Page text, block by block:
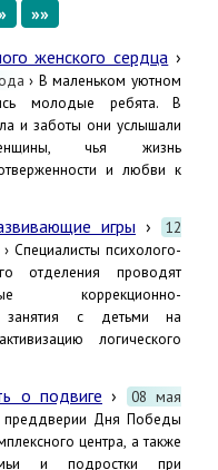
»»
женского сердца ›
› В маленьком уютном
молодые ребята. В
и заботы они услышали
чья жизнь
и любви к
игры › 12
› Специалисты психолого-
отделения проводят
коррекционно-
занятия с детьми на
логического
о подвиге ›
08 мая
Дня Победы
центра, а также
и подростки при